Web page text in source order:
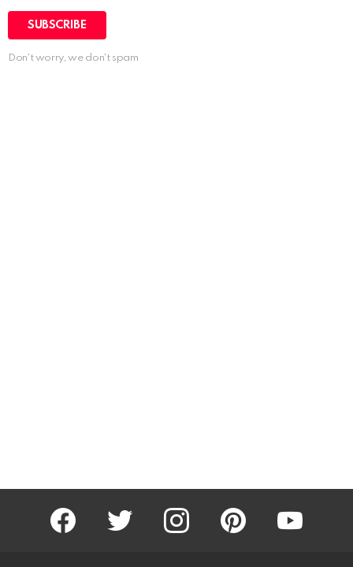
Don't worry, we don't spam
facebook twitter instagram pinterest youtube